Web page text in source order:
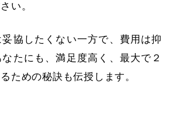
い。
協したくない一方で、費用は抑
たにも、満足度高く、最大で２
ための秘訣も伝授します。